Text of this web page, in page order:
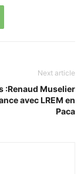
Next article
:Renaud Muselier
avec LREM en
Paca